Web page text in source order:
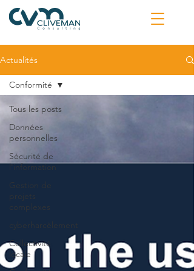
Actualités
Tous les posts
Données
personnelles
Sécurité de
l'information
Gestion de
projets
complexes
cyberharcèlement
Collectivité
locale
Conformité